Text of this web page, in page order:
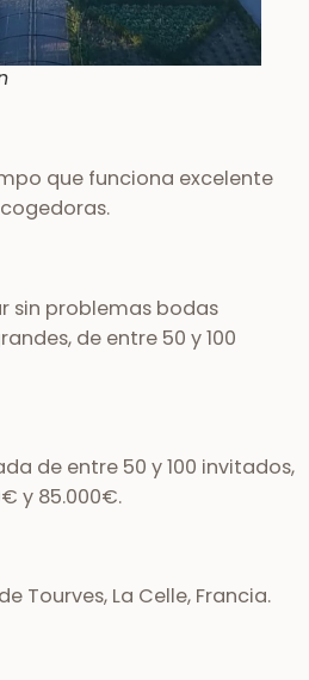
que funciona excelente
sin problemas bodas
de entre 50 y 100
de entre 50 y 100 invitados,
y 85.000€.
Tourves, La Celle, Francia.